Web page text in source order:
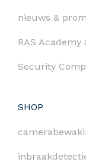
nieuws &
RAS Academy
Security
SHOP